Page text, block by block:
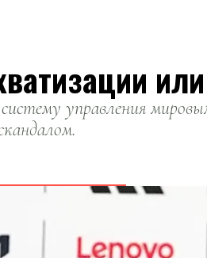
управления